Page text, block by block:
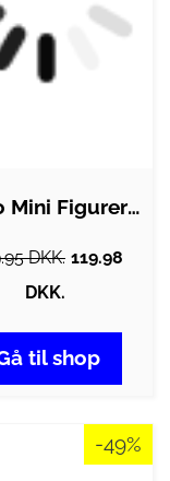
Papo Mini Figurer - 6 stk. - Vilde dyr
DKK. 119.98
DKK.
til shop
-49%